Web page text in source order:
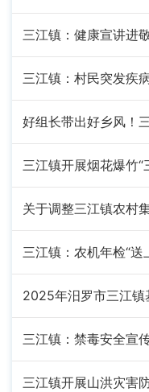
三江镇开展烟花爆竹“
2025年汨罗市三江镇
三江镇：禁毒安全宣